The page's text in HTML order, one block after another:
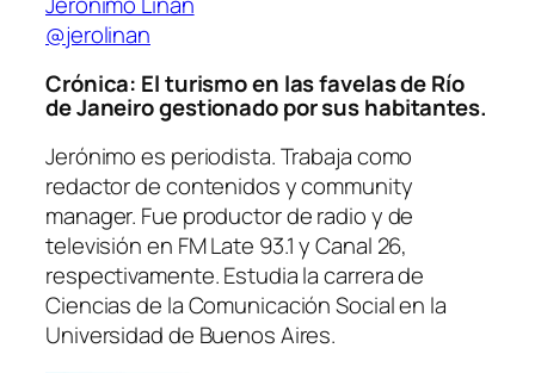
@jerolinan
Crónica: El turismo en las favelas de Río
de Janeiro gestionado por sus habitantes.
Jerónimo es periodista. Trabaja como
redactor de contenidos y community
manager. Fue productor de radio y de
televisión en FM Late 93.1yCanal 26,
respectivamente. Estudia la carrera de
Ciencias de la Comunicación Social en la
Universidad de Buenos Aires.